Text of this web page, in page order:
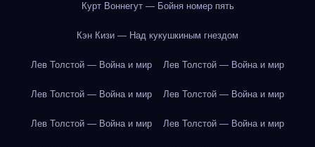
Курт Воннегут — Бойня номер пять
Кэн Кизи — Над кукушкиным гнездом
Лев Толстой — Война и мир Лев Толстой — Война и мир
Лев Толстой — Война и мир Лев Толстой — Война и мир
Лев Толстой — Война и мир Лев Толстой — Война и мир